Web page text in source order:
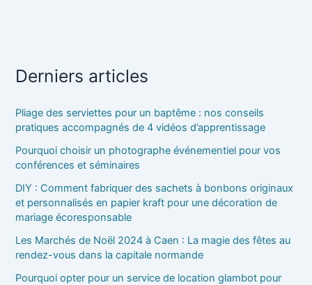
Derniers articles
Pliage des serviettes pour un baptême : nos conseils
pratiques accompagnés de 4 vidéos d’apprentissage
Pourquoi choisir un photographe événementiel pour vos
conférences et séminaires
DIY : Comment fabriquer des sachets à bonbons originaux
et personnalisés en papier kraft pour une décoration de
mariage écoresponsable
Les Marchés de Noël 2024 à Caen : La magie des fêtes au
rendez-vous dans la capitale normande
Pourquoi opter pour un service de location glambot pour